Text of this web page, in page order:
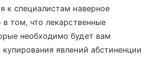
к специалистам наверное
том, что лекарственные
необходимо будет вам
явлений абстиненции